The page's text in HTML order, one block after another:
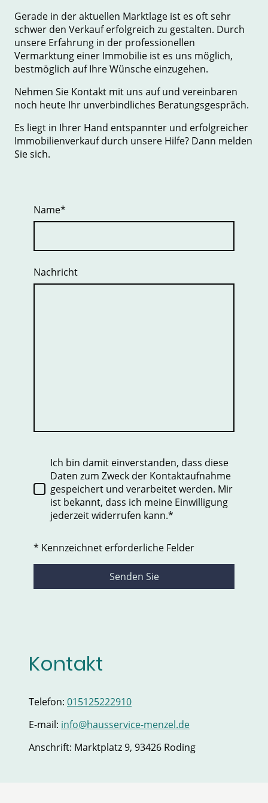
Gerade in der aktuellen Marktlage ist es oft sehr
schwer den Verkauf erfolgreich zu gestalten. Durch
unsere Erfahrung in der professionellen
Vermarktung einer Immobilie ist es uns möglich,
bestmöglich auf Ihre Wünsche einzugehen.
Nehmen Sie Kontakt mit uns auf und vereinbaren
noch heute Ihr unverbindliches Beratungsgespräch.
Es liegt in Ihrer Hand entspannter und erfolgreicher
Immobilienverkauf durch unsere Hilfe? Dann melden
Sie sich.
Name*
Nachricht
Ich bin damit einverstanden, dass diese
Daten zum Zweck der Kontaktaufnahme
gespeichert und verarbeitet werden. Mir
ist bekannt, dass ich meine Einwilligung
jederzeit widerrufen kann.*
* Kennzeichnet erforderliche Felder
Senden Sie
Kontakt
Telefon: 015125222910
E-mail: info@hausservice-menzel.de
Anschrift: Marktplatz 9, 93426 Roding